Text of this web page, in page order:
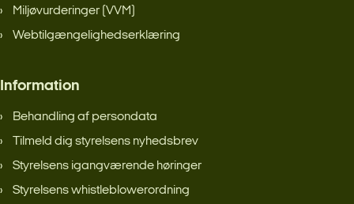
Miljøvurderinger (VVM)
Webtilgængelighedserklæring
Information
Behandling af persondata
Tilmeld dig styrelsens nyhedsbrev
Styrelsens igangværende høringer
Styrelsens whistleblowerordning